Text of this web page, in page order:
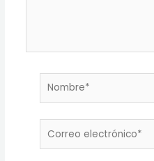
Nombre*
Correo